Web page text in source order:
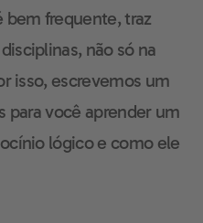
bem frequente, traz
não só na
isso, escrevemos um
para você aprender um
lógico e como ele